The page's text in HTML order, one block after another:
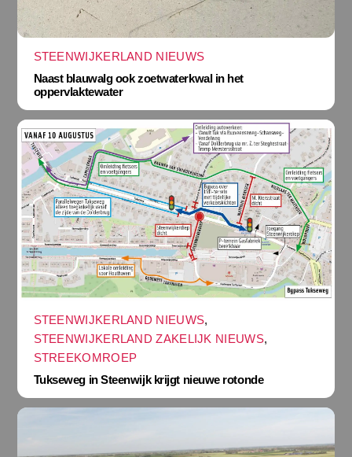
STEENWIJKERLAND NIEUWS
Naast blauwalg ook zoetwaterkwal in het
oppervlaktewater
STEENWIJKERLAND NIEUWS,
STEENWIJKERLAND ZAKELIJK NIEUWS,
STREEKOMROEP
Tukseweg in Steenwijk krijgt nieuwe rotonde